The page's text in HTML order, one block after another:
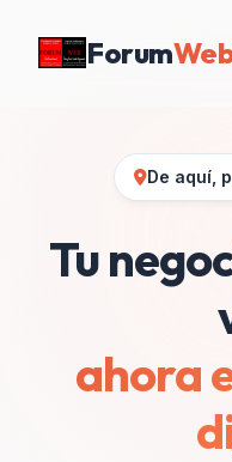
Forum
De aquí,
Tu
ahora